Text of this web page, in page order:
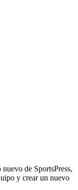
de SportsPress,
y crear un nuevo